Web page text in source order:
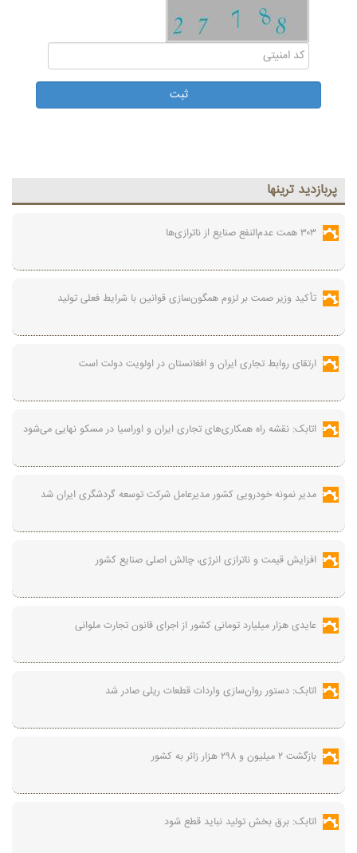
پربازديد ترينها
۳۰۳ همت عدم‌النفع صنایع از ناترازی‌ها
تأکید وزیر صمت بر لزوم همگون‌سازی قوانین با شرایط فعلی تولید
ارتقای روابط تجاری ایران و افغانستان در اولویت دولت است
اتابک: نقشه راه همکاری‌های تجاری ایران و اوراسیا در مسکو نهایی می‌شود
مدیر نمونه خودرویی کشور مدیرعامل شرکت توسعه گردشگری ایران شد
افزایش قیمت و ناترازی انرژی، چالش اصلی صنایع کشور
عایدی هزار میلیارد تومانی کشور از اجرای قانون تجارت ملوانی
اتابک: دستور روان‌سازی واردات قطعات ریلی صادر شد
بازگشت ۲ میلیون و ۲۹۸ هزار زائر به کشور
اتابک: برق بخش تولید نباید قطع شود